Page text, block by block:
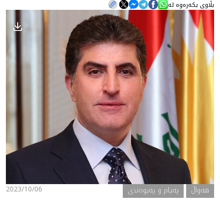
هه‌واڵ
گەلەری
بڵاوی بکەرەوە لە
2023/10/06 هه‌واڵ پەیام و پەیوەندی